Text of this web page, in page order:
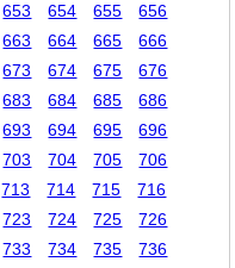
653 654 655
656
663 664 665
666
673 674 675
676
683 684 685
686
693 694 695
696
703 704 705
706
713 714 715
716
723 724 725
726
733 734 735
736